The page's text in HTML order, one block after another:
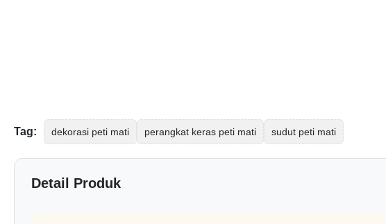
Tag: dekorasi peti mati perangkat keras peti mati sudut peti mati
Detail Produk